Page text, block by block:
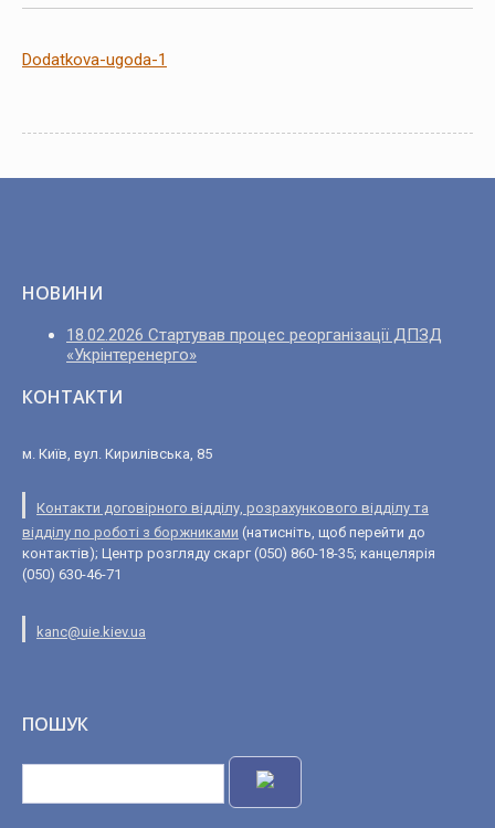
Dodatkova-ugoda-1
НОВИНИ
18.02.2026 Стартував процес реорганізації ДПЗД
«Укрінтеренерго»
КОНТАКТИ
м. Київ, вул. Кирилівська, 85
Контакти договірного відділу, розрахункового відділу та
відділу по роботі з боржниками (натисніть, щоб перейти до
контактів); Центр розгляду скарг (050) 860-18-35; канцелярія
(050) 630-46-71
kanc@uie.kiev.ua
ПОШУК